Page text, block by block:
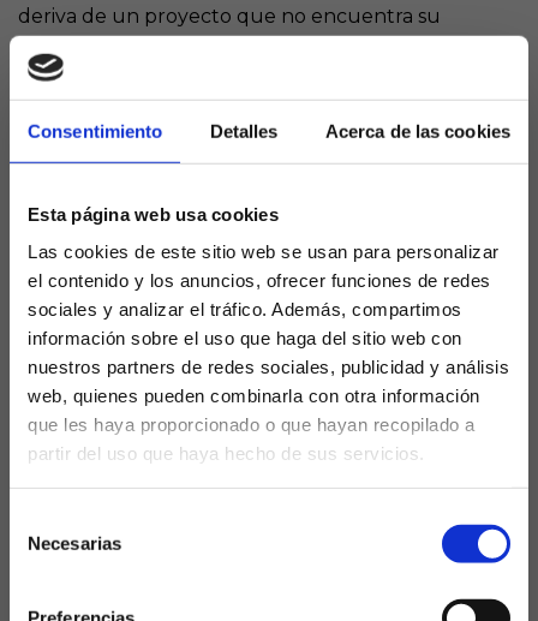
Consentimiento Detalles Acerca de las cookies
Esta página web usa cookies
Las cookies de este sitio web se usan para personalizar
el contenido y los anuncios, ofrecer funciones de redes
sociales y analizar el tráfico. Además, compartimos
información sobre el uso que haga del sitio web con
nuestros partners de redes sociales, publicidad y análisis
web, quienes pueden combinarla con otra información
que les haya proporcionado o que hayan recopilado a
partir del uso que haya hecho de sus servicios.
NecesariasSÍ, SOY MAYOR DE 18 AÑOS
deriva de un proyecto que no encuentra su
frenado la caída. La Real es hoy un
rivales de la zona baja y mirando más
europeos.»
La calculadora del descenso: 2
puntos de margen
Los números no mienten y son aterradores para la
parroquia donostiarra. Con este último tropiezo, la
Girona, que marca la frontera del descenso con15
, acecha peligrosamente a una Real que